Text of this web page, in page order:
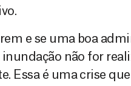
e se uma boa
não for
Essa é uma crise